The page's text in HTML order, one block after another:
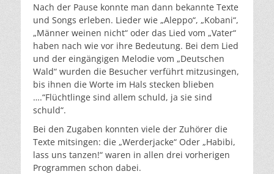
Nach der Pause konnte man dann bekannte Texte
und Songs erleben. Lieder wie „Aleppo“, „Kobani“,
„Männer weinen nicht“ oder das Lied vom „Vater“
haben nach wie vor ihre Bedeutung. Bei dem Lied
und der eingängigen Melodie vom „Deutschen
Wald“ wurden die Besucher verführt mitzusingen,
bis ihnen die Worte im Hals stecken blieben
….“Flüchtlinge sind allem schuld, ja sie sind
schuld“.
Bei den Zugaben konnten viele der Zuhörer die
Texte mitsingen: die „Werderjacke“ Oder „Habibi,
lass uns tanzen!“ waren in allen drei vorherigen
Programmen schon dabei.